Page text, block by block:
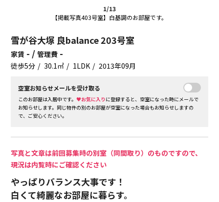
1/13
【掲載写真403号室】白基調のお部屋です。
雪が谷大塚 良balance 203号室
家賃 - /管理費 -
徒歩5分 30.1㎡ 1LDK 2013年09月
空室お知らせメールを受け取る
このお部屋は入居中です。♥お気に入り に登録すると、空室になった時にメールで
お知らせします。同じ物件の別のお部屋が空室になった場合もお知らせしますの
で、ご安心ください。
写真と文章は前回募集時の別室（同間取り）のものですので、
現況は内覧時にご確認ください
やっぱりバランス大事です！
白くて綺麗なお部屋に暮らす。